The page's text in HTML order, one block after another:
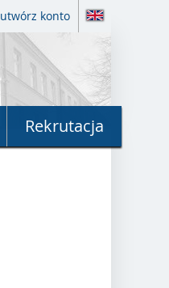
utwórz konto
Rekrutacja